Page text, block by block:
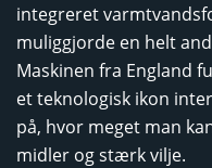
integreret
muliggjorde en helt
Maskinen fra England
et teknologisk ikon
på, hvor meget man
midler og stærk vilje.